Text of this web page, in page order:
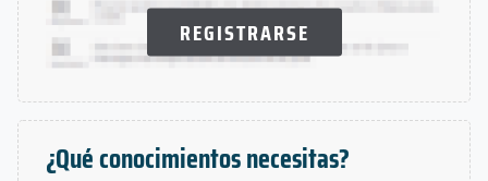
REGISTRARSE
¿Qué conocimientos necesitas?